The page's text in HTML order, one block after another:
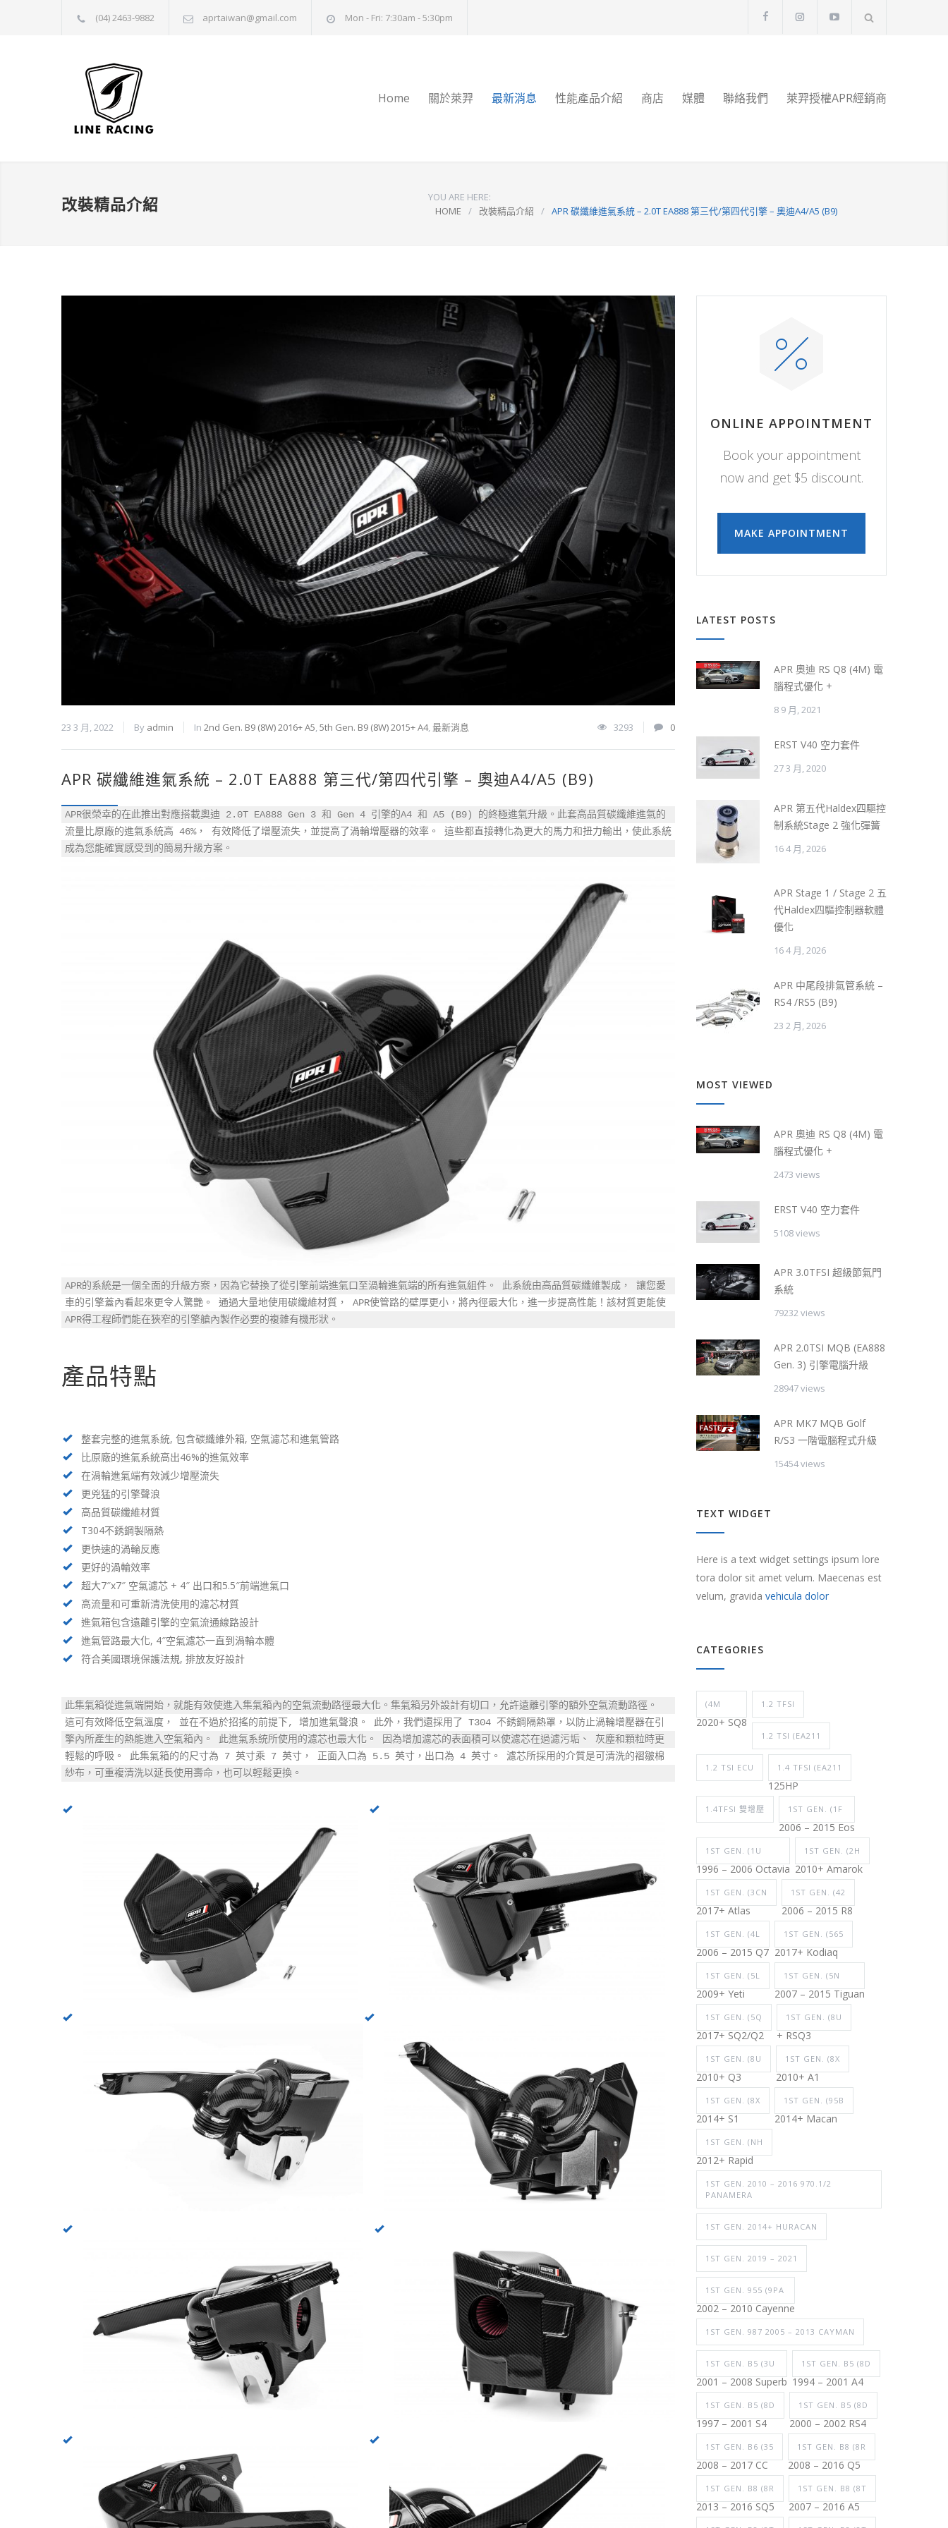
(04) 2463-9882 aprtaiwan@gmail.com Mon - Fri: 7:30am - 5:30pm
Home 關於萊羿 最新消息 性能產品介紹 商店 媒體 聯絡我們 萊羿授權APR經銷商
改裝精品介紹
YOU ARE HERE:
HOME
/ 改裝精品介紹 / APR 碳纖維進氣系統 – 2.0T EA888 第三代/第四代引擎 – 奧迪A4/A5 (B9)
23 3 月, 2022 By admin In 2nd Gen. B9 (8W) 2016+ A5,5th Gen. B9 (8W) 2015+ A4,最新消息 3293 0
APR 碳纖維進氣系統 – 2.0T EA888 第三代/第四代引擎 – 奧迪A4/A5 (B9)
APR很榮幸的在此推出對應搭載奧迪 2.0T EA888 Gen 3 和 Gen 4 引擎的A4 和 A5 (B9) 的終極進氣升級。此套高品質碳纖維進氣的
流量比原廠的進氣系統高 46%， 有效降低了增壓流失，並提高了渦輪增壓器的效率。 這些都直接轉化為更大的馬力和扭力輸出，使此系統
成為您能確實感受到的簡易升級方案。
APR的系統是一個全面的升級方案，因為它替換了從引擎前端進氣口至渦輪進氣端的所有進氣組件。 此系統由高品質碳纖維製成， 讓您愛
車的引擎蓋內看起來更令人驚艷。 通過大量地使用碳纖維材質， APR使管路的壁厚更小，將內徑最大化，進一步提高性能！該材質更能使
APR得工程師們能在狹窄的引擎艙內製作必要的複雜有機形狀。
產品特點
整套完整的進氣系統, 包含碳纖維外箱, 空氣濾芯和進氣管路
比原廠的進氣系統高出46%的進氣效率
在渦輪進氣端有效減少增壓流失
更兇猛的引擎聲浪
高品質碳纖維材質
T304不銹鋼製隔熱
更快速的渦輪反應
更好的渦輪效率
超大7″x7″ 空氣濾芯 + 4″ 出口和5.5″前端進氣口
高流量和可重新清洗使用的濾芯材質
進氣箱包含遠離引擎的空氣流通線路設計
進氣管路最大化, 4″空氣濾芯一直到渦輪本體
符合美國環境保護法規, 排放友好設計
此集氣箱從進氣端開始，就能有效使進入集氣箱內的空氣流動路徑最大化。集氣箱另外設計有切口，允許遠離引擎的額外空氣流動路徑。
這可有效降低空氣溫度， 並在不過於招搖的前提下, 增加進氣聲浪。 此外，我們還採用了 T304 不銹鋼隔熱罩，以防止渦輪增壓器在引
擎內所產生的熱能進入空氣箱內。 此進氣系統所使用的濾芯也最大化。 因為增加濾芯的表面積可以使濾芯在過濾污垢、 灰塵和顆粒時更
輕鬆的呼吸。 此集氣箱的的尺寸為 7 英寸乘 7 英寸， 正面入口為 5.5 英寸，出口為 4 英寸。 濾芯所採用的介質是可清洗的褶皺棉
紗布，可重複清洗以延長使用壽命，也可以輕鬆更換。
ONLINE APPOINTMENT
Book your appointment
now and get $5 discount.
MAKE APPOINTMENT
LATEST POSTS
APR 奧迪 RS Q8 (4M) 電
腦程式優化 +
8 9 月, 2021
ERST V40 空力套件
27 3 月, 2020
APR 第五代Haldex四驅控
制系統Stage 2 強化彈簧
16 4 月, 2026
APR Stage 1 / Stage 2 五
代Haldex四驅控制器軟體
優化
16 4 月, 2026
APR 中尾段排氣管系統 –
RS4 /RS5 (B9)
23 2 月, 2026
MOST VIEWED
APR 奧迪 RS Q8 (4M) 電
腦程式優化 +
2473 views
ERST V40 空力套件
5108 views
APR 3.0TFSI 超級節氣門
系統
79232 views
APR 2.0TSI MQB (EA888
Gen. 3) 引擎電腦升級
28947 views
APR MK7 MQB Golf
R/S3 一階電腦程式升級
15454 views
TEXT WIDGET
Here is a text widget settings ipsum lore
tora dolor sit amet velum. Maecenas est
velum, gravida vehicula dolor
CATEGORIES
(4M
2020+ SQ8
1.2 TFSI
1.2 TSI (EA211
1.2 TSI ECU 1.4 TFSI (EA211
125HP
1.4TFSI 雙增壓 1ST GEN. (1F
2006 – 2015 Eos
1ST GEN. (1U
1996 – 2006 Octavia
1ST GEN. (2H
2010+ Amarok
1ST GEN. (3CN
2017+ Atlas
1ST GEN. (42
2006 – 2015 R8
1ST GEN. (4L
2006 – 2015 Q7
1ST GEN. (565
2017+ Kodiaq
1ST GEN. (5L
2009+ Yeti
1ST GEN. (5N
2007 – 2015 Tiguan
1ST GEN. (5Q
2017+ SQ2/Q2
1ST GEN. (8U
+ RSQ3
1ST GEN. (8U
2010+ Q3
1ST GEN. (8X
2010+ A1
1ST GEN. (8X
2014+ S1
1ST GEN. (95B
2014+ Macan
1ST GEN. (NH
2012+ Rapid
1ST GEN. 2010 – 2016 970.1/2
PANAMERA
1ST GEN. 2014+ HURACAN
1ST GEN. 2019 – 2021
1ST GEN. 955 (9PA
2002 – 2010 Cayenne
1ST GEN. 987 2005 – 2013 CAYMAN
1ST GEN. B5 (3U
2001 – 2008 Superb
1ST GEN. B5 (8D
1994 – 2001 A4
1ST GEN. B5 (8D
1997 – 2001 S4
1ST GEN. B5 (8D
2000 – 2002 RS4
1ST GEN. B6 (35
2008 – 2017 CC
1ST GEN. B8 (8R
2008 – 2016 Q5
1ST GEN. B8 (8R
2013 – 2016 SQ5
1ST GEN. B8 (8T
2007 – 2016 A5